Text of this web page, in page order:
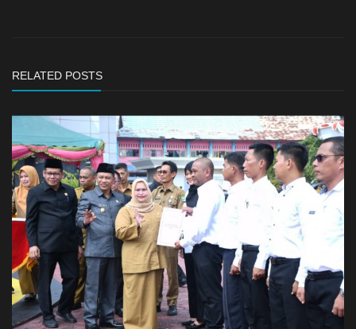
RELATED POSTS